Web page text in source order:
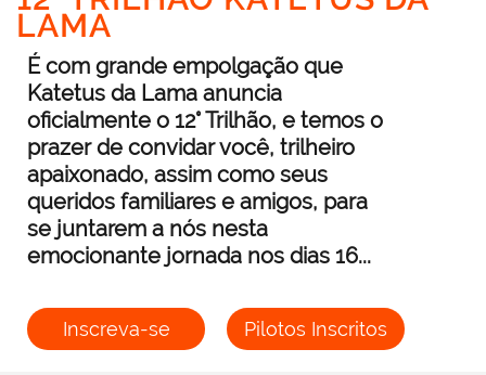
LAMA
É com grande empolgação que
Katetus da Lama anuncia
oficialmente o 12° Trilhão, e temos o
prazer de convidar você, trilheiro
apaixonado, assim como seus
queridos familiares e amigos, para
se juntarem a nós nesta
emocionante jornada nos dias 16...
Inscreva-se Pilotos Inscritos